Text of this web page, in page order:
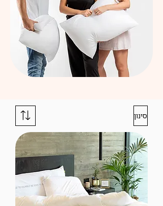
סינון